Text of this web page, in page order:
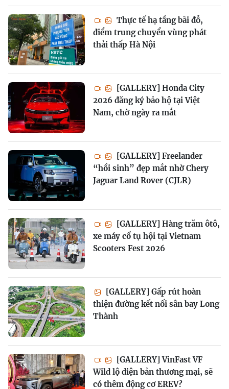
Thực tế hạ tầng bãi đỗ,
điểm trung chuyển vùng phát
thải thấp Hà Nội
[GALLERY] Honda City
2026 đăng ký bảo hộ tại Việt
Nam, chờ ngày ra mắt
[GALLERY] Freelander
“hồi sinh” đẹp mắt nhờ Chery
Jaguar Land Rover (CJLR)
[GALLERY] Hàng trăm ôtô,
xe máy cổ tụ hội tại Vietnam
Scooters Fest 2026
[GALLERY] Gấp rút hoàn
thiện đường kết nối sân bay Long
Thành
[GALLERY] VinFast VF
Wild lộ diện bản thương mại, sẽ
có thêm động cơ EREV?